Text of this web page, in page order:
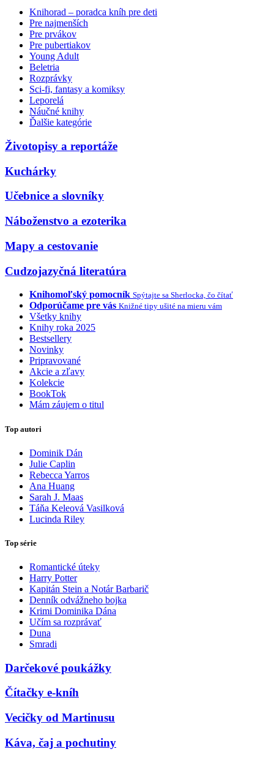
Knihorad – poradca kníh pre deti
Pre najmenších
Pre prvákov
Pre pubertiakov
Young Adult
Beletria
Rozprávky
Sci-fi, fantasy a komiksy
Leporelá
Náučné knihy
Ďalšie kategórie
Životopisy a reportáže
Kuchárky
Učebnice a slovníky
Náboženstvo a ezoterika
Mapy a cestovanie
Cudzojazyčná literatúra
Knihomoľský pomocník Spýtajte sa Sherlocka, čo čítať
Odporúčame pre vás Knižné tipy ušité na mieru vám
Všetky knihy
Knihy roka 2025
Bestsellery
Novinky
Pripravované
Akcie a zľavy
Kolekcie
BookTok
Mám záujem o titul
Top autori
Dominik Dán
Julie Caplin
Rebecca Yarros
Ana Huang
Sarah J. Maas
Táňa Keleová Vasilková
Lucinda Riley
Top série
Romantické úteky
Harry Potter
Kapitán Stein a Notár Barbarič
Denník odvážneho bojka
Krimi Dominika Dána
Učím sa rozprávať
Duna
Smradi
Darčekové poukážky
Čítačky e-kníh
Vecičky od Martinusu
Káva, čaj a pochutiny